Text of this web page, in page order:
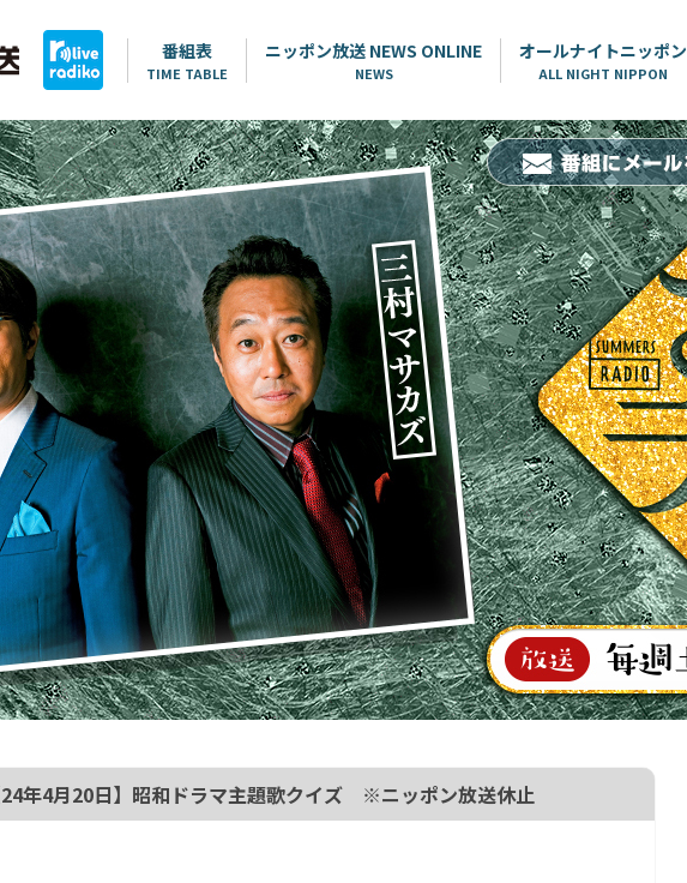
番組表
TIME TABLE
ニッポン放送 NEWS ONLINE
NEWS
オールナイトニッポン
ALL NIGHT NIPPON
24年4月20日】昭和ドラマ主題歌クイズ ※ニッポン放送休止